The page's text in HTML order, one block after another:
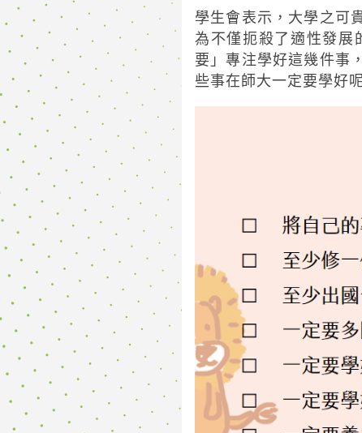
學生會表示，大學之可
為不僅扼殺了適性發展
要」專注學好這幾件事
些事在師大一定要學好